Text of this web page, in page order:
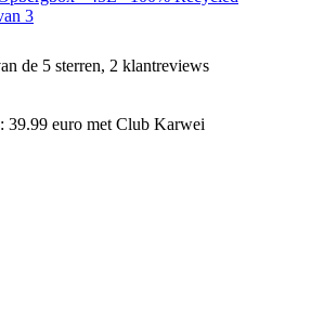
3
de 5 sterren, 2 klantreviews
39.99 euro met Club Karwei